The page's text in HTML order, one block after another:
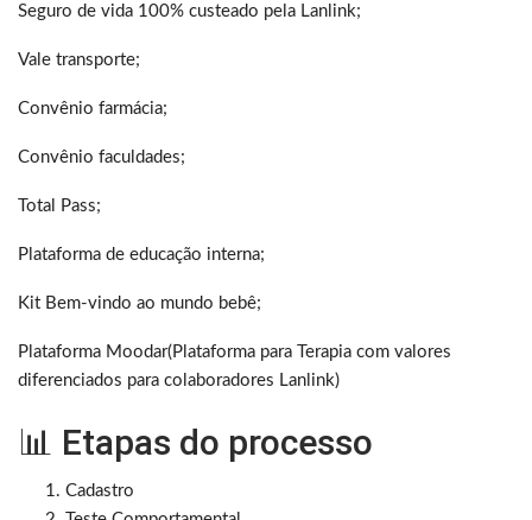
Seguro de vida 100% custeado pela Lanlink;
Vale transporte;
Convênio farmácia;
Convênio faculdades;
Total Pass;
Plataforma de educação interna;
Kit Bem-vindo ao mundo bebê;
Plataforma Moodar(Plataforma para Terapia com valores
diferenciados para colaboradores Lanlink)
📊 Etapas do processo
Cadastro